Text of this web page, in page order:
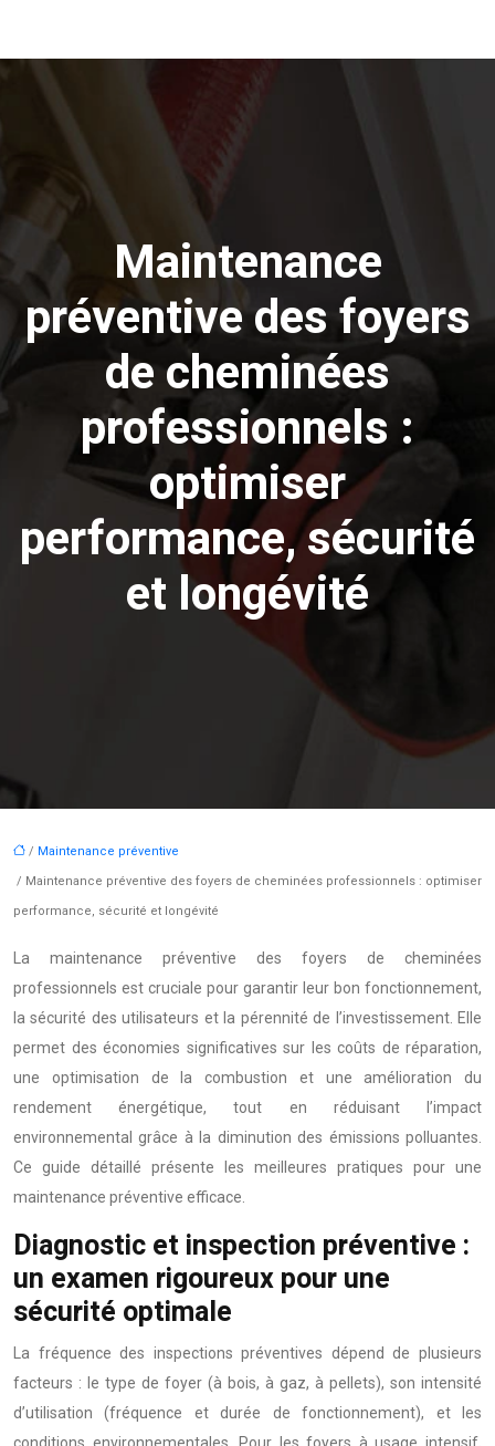
Maintenance
préventive des foyers
de cheminées
professionnels :
optimiser
performance, sécurité
et longévité
/ Maintenance préventive
/ Maintenance préventive des foyers de cheminées professionnels : optimiser
performance, sécurité et longévité
La maintenance préventive des foyers de cheminées
professionnels est cruciale pour garantir leur bon fonctionnement,
la sécurité des utilisateurs et la pérennité de l’investissement. Elle
permet des économies significatives sur les coûts de réparation,
une optimisation de la combustion et une amélioration du
rendement énergétique, tout en réduisant l’impact
environnemental grâce à la diminution des émissions polluantes.
Ce guide détaillé présente les meilleures pratiques pour une
maintenance préventive efficace.
Diagnostic et inspection préventive :
un examen rigoureux pour une
sécurité optimale
La fréquence des inspections préventives dépend de plusieurs
facteurs : le type de foyer (à bois, à gaz, à pellets), son intensité
d’utilisation (fréquence et durée de fonctionnement), et les